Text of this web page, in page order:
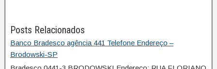
Posts Relacionados
Banco Bradesco agência 441 Telefone Endereço –
Brodowski-SP